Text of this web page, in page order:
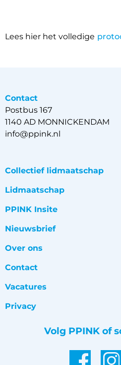
Lees hier het volledige
Contact
Postbus 167
1140 AD MONNICKENDAM
info@ppink.nl
Collectief lidmaatschap
Lidmaatschap
PPINK Insite
Nieuwsbrief
Over ons
Contact
Vacatures
Privacy
Volg PPINK of